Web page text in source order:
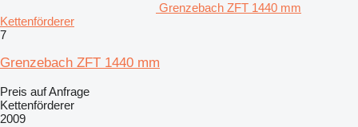
Grenzebach ZFT 1440 mm
Kettenförderer
7
Grenzebach ZFT 1440 mm
Preis auf Anfrage
Kettenförderer
2009